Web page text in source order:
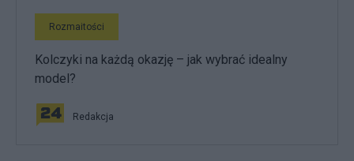
Rozmaitości
Kolczyki na każdą okazję – jak wybrać idealny
model?
Redakcja